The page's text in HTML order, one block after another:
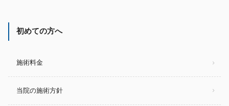
初めての方へ
施術料金
当院の施術方針